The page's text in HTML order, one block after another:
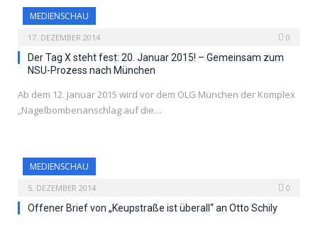
MEDIENSCHAU
17. DEZEMBER 2014 0
Der Tag X steht fest: 20. Januar 2015! – Gemeinsam zum
NSU-Prozess nach München
Ab dem 12. Januar 2015 wird vor dem OLG München der Komplex
„Nagelbombenanschlag auf die…
MEDIENSCHAU
5. DEZEMBER 2014 0
Offener Brief von „Keupstraße ist überall“ an Otto Schily